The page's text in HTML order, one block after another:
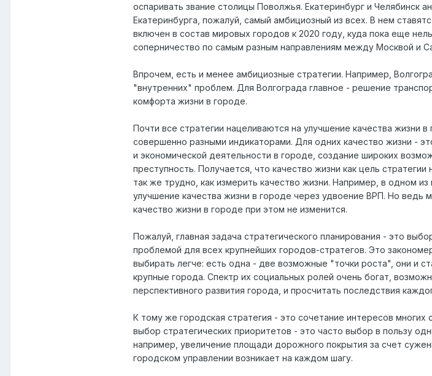
оспаривать звание столицы Поволжья. Екатеринбург и Челябинск
Екатеринбурга, пожалуй, самый амбициозный из всех. В нем
включен в состав мировых городов к 2020 году, куда пока еще
соперничество по самым разным направлениям между Москвой и
Впрочем, есть и менее амбициозные стратегии. Например,
"внутренних" проблем. Для Волгограда главное - решение
комфорта жизни в городе.
Почти все стратегии нацеливаются на улучшение качества жизни
совершенно разными индикаторами. Для одних качество жизни -
и экономической деятельности в городе, создание широких
преступность. Получается, что качество жизни как цель
так же трудно, как измерить качество жизни. Например, в одном
улучшение качества жизни в городе через удвоение ВРП. Но ведь
качество жизни в городе при этом не изменится.
Пожалуй, главная задача стратегического планирования - это
проблемой для всех крупнейших городов-стратегов. Это
выбирать легче: есть одна - две возможные "точки роста", они и
крупные города. Спектр их социальных ролей очень богат,
перспективного развития города, и просчитать последствия
К тому же городская стратегия - это сочетание интересов
выбор стратегических приоритетов - это часто выбор в пользу
например, увеличение площади дорожного покрытия за счет
городском управлении возникает на каждом шагу.